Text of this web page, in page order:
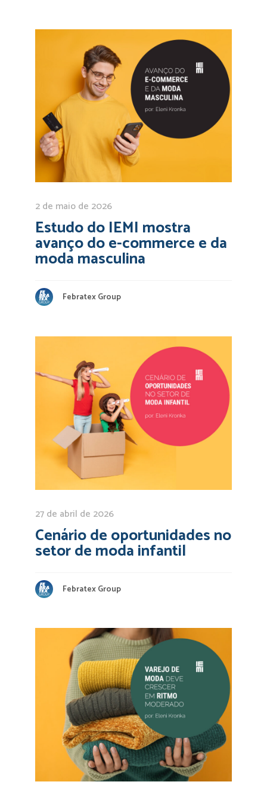
2 de maio de 2026
Estudo do IEMI mostra
avanço do e-commerce e da
moda masculina
Febratex Group
27 de abril de 2026
Cenário de oportunidades no
setor de moda infantil
Febratex Group